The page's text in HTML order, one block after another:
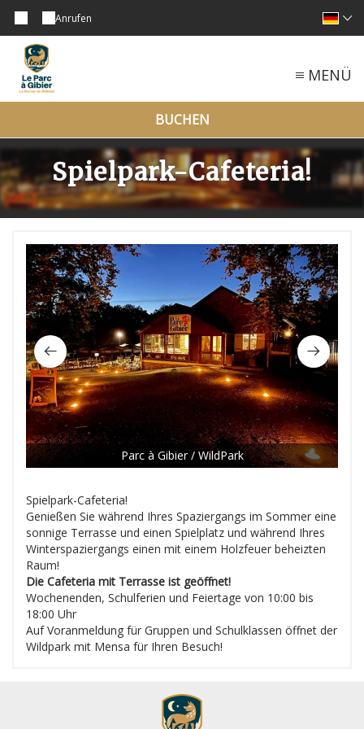
Anrufen
MENÜ
BUCHEN
Spielpark-Cafeteria!
Parc à Gibier / WildPark
Spielpark-Cafeteria!
Genießen Sie während Ihres Spaziergangs im Sommer eine
sonnige Terrasse und einen Spielplatz und während Ihres
Winterspaziergangs einen mit einem Holzfeuer beheizten
Raum!
Die Cafeteria mit Terrasse ist geöffnet!
Wochenenden, Schulferien und Feiertage von 10:00 bis
18:00 Uhr
Auf Voranmeldung für Gruppen und Schulklassen öffnet der
Wildpark mit Mensa für Ihren Besuch!